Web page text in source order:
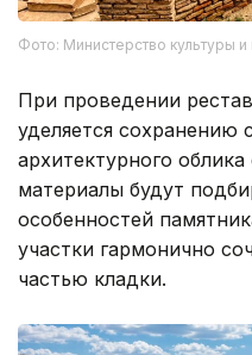
Фото: Министерство культуры
При проведении
уделяется сохранению
архитектурного
материалы будут
особенностей
участки гармонично
частью кладки.